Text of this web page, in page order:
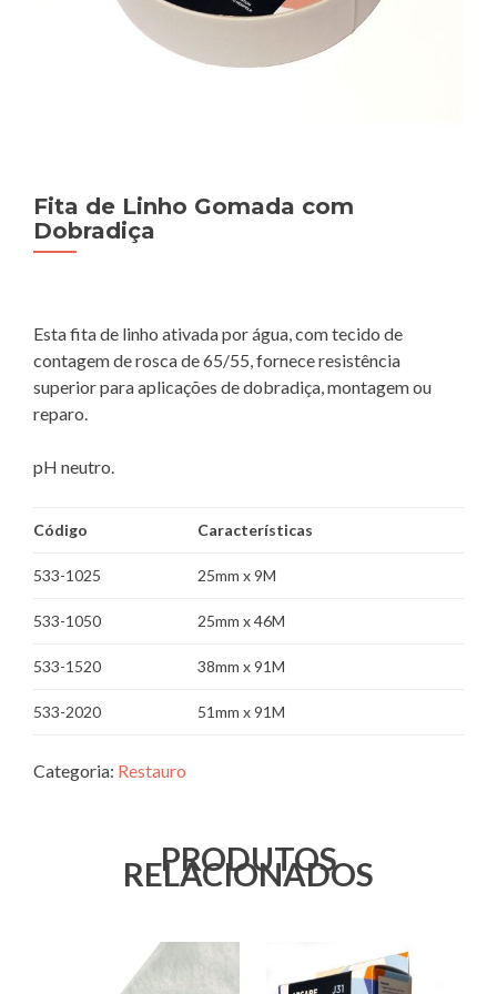
Fita de Linho Gomada com
Dobradiça
Esta fita de linho ativada por água, com tecido de
contagem de rosca de 65/55, fornece resistência
superior para aplicações de dobradiça, montagem ou
reparo.
pH neutro.
Código Características
533-1025 25mm x 9M
533-1050 25mm x 46M
533-1520 38mm x 91M
533-2020 51mm x 91M
Categoria: Restauro
PRODUTOS
RELACIONADOS